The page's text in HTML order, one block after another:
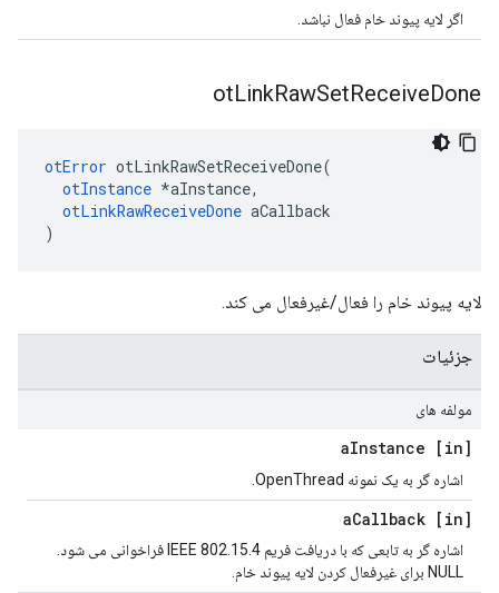
اگر لایه پیوند خام فعال نباشد.
otLinkRawSetReceiveDone
otError otLinkRawSetReceiveDone(
otInstance *aInstance,
otLinkRawReceiveDone aCallback
)
لایه پیوند خام را فعال/غیرفعال می کند.
جزئیات
مولفه های
[in] a
Instance
اشاره گر به یک نمونه OpenThread.
[in] a
Callback
اشاره گر به تابعی که با دریافت فریم IEEE 802.15.4 فراخوانی می شود.
NULL برای غیرفعال کردن لایه پیوند خام.